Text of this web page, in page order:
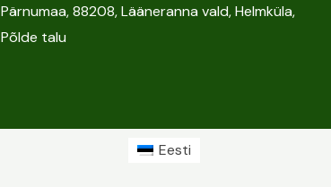
Pärnumaa, 88208, Lääneranna vald, Helmküla,
Põlde talu
Eesti